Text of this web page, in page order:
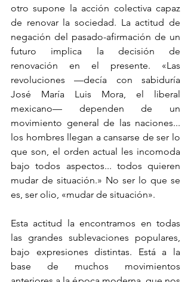
otro supone la acción colectiva capaz
de renovar la sociedad. La actitud de
negación del pasado-afirmación de un
futuro implica la decisión de
renovación en el presente. «Las
revoluciones —decía con sabiduría
José María Luis Mora, el liberal
mexicano— dependen de un
movimiento general de las naciones...
los hombres llegan a cansarse de ser lo
que son, el orden actual les incomoda
bajo todos aspectos... todos quieren
mudar de situación.» No ser lo que se
es, ser olio, «mudar de situación».
Esta actitud la encontramos en todas
las grandes sublevaciones populares,
bajo expresiones distintas. Está a la
base de muchos movimientos